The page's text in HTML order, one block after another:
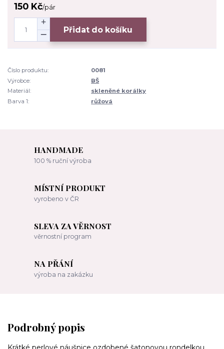
150 Kč/pár
Přidat do košíku
Číslo produktu:
0081
Výrobce:
BŠ
Materiál:
skleněné korálky
Barva 1:
růžová
HANDMADE
100 % ruční výroba
MÍSTNÍ PRODUKT
vyrobeno v ČR
SLEVA ZA VĚRNOST
věrnostní program
NA PŘÁNÍ
výroba na zakázku
Podrobný popis